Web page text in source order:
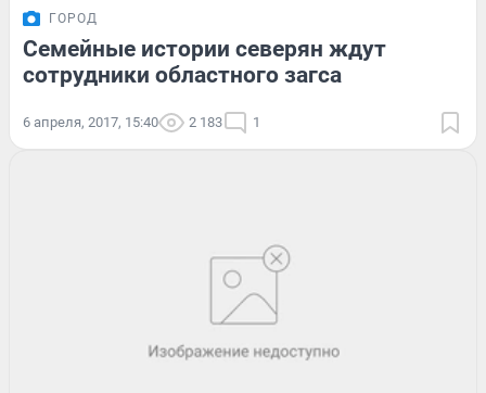
ГОРОД
Семейные истории северян ждут
сотрудники областного загса
6 апреля, 2017, 15:40 2 183 1